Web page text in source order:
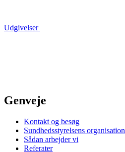
Udgivelser
Genveje
Kontakt og besøg
Sundhedsstyrelsens organisation
Sådan arbejder vi
Referater